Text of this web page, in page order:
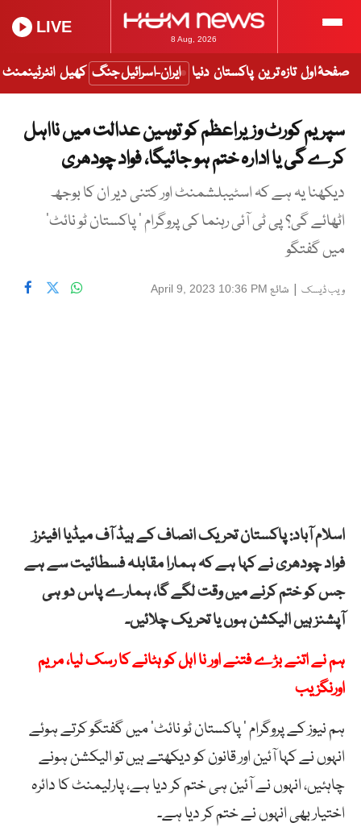
8 Aug, 2026
LIVE
صفحۂ اول تازہ ترین پاکستان دنیا ایران-اسرائیل جنگ کھیل انٹرٹینمنٹ
سپریم کورٹ وزیراعظم کو توہین عدالت میں نااہل
کرے گی یا ادارہ ختم ہو جائیگا، فواد چودھری
دیکھنا یہ ہے کہ اسٹیبلشمنٹ اور کتنی دیر ان کا بوجھ
اٹھائے گی؟ پی ٹی آئی رہنما کی پروگرام ’ پاکستان ٹو نائٹ‘
میں گفتگو
ویب ڈیسک | شائع April 9, 2023 10:36 PM
اسلام آباد: پاکستان تحریک انصاف کے ہیڈ آف میڈیا افیئرز
فواد چودھری نے کہا ہے کہ ہمارا مقابلہ فسطائیت سے ہے
جس کو ختم کرنے میں وقت لگے گا، ہمارے پاس دو ہی
آپشنز ہیں الیکشن ہوں یا تحریک چلائیں۔
ہم نے اتنے بڑے فتنے اور نا اہل کو ہٹانے کا رسک لیا، مریم
اورنگزیب
ہم نیوز کے پروگرام ’ پاکستان ٹو نائٹ‘ میں گفتگو کرتے ہوئے
انہوں نے کہا آئین اور قانون کو دیکھتے ہیں تو الیکشن ہونے
چاہئیں، انہوں نے آئین ہی ختم کر دیا ہے، پارلیمنٹ کا دائرہ
اختیار بھی انہوں نے ختم کر دیا ہے۔